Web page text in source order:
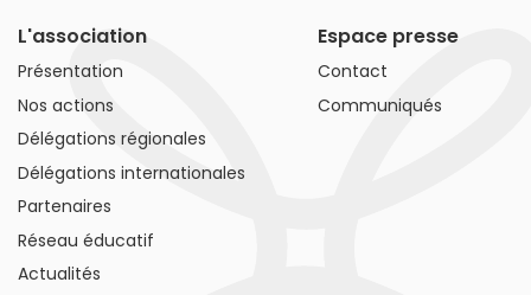
L'association
Présentation
Nos actions
Délégations régionales
Délégations internationales
Partenaires
Réseau éducatif
Actualités
Espace presse
Contact
Communiqués